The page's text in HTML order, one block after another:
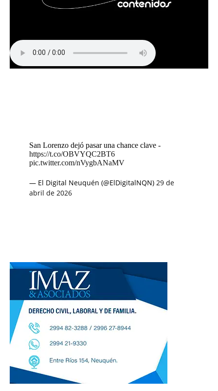
San Lorenzo dejó pasar una chance clave -
https://t.co/OBVYQC2BT6
pic.twitter.com/nVygbANaMV
— El Digital Neuquén (@ElDigitalNQN) 29 de
abril de 2026